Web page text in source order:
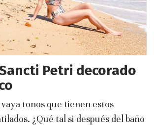
Petri decorado
tonos que tienen estos
¿Qué tal si después del baño